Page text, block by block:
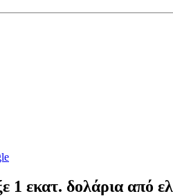
εκατ. δολάρια από